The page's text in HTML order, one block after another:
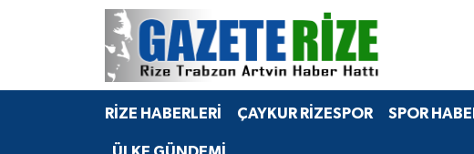
RİZE HABERLERİ ÇAYKUR RİZESPOR SPOR
BÖLGEMİZ
Merkez Nöbetçi Eczaneler
Merkez Hava Durumu